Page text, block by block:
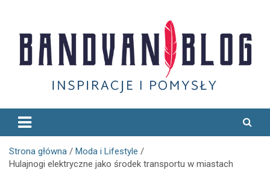
content
Bandvan
Strona główna
Moda i Lifestyle
Hulajnogi elektryczne jako środek transportu w miastach